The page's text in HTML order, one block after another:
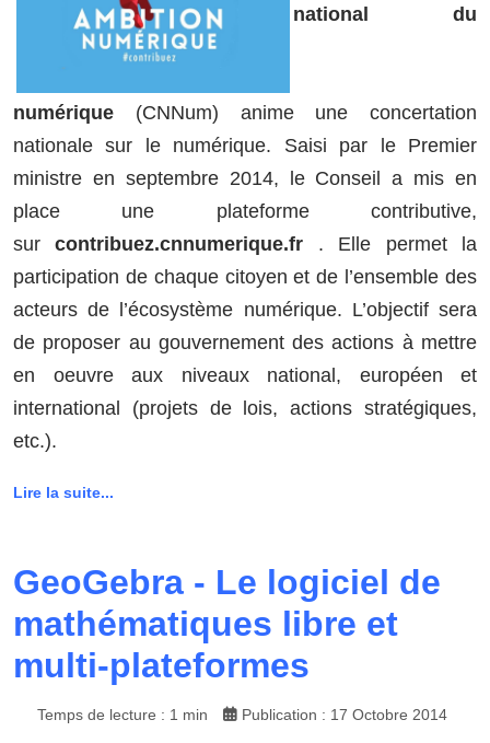
national du
numérique (CNNum) anime une concertation
nationale sur le numérique. Saisi par le Premier
ministre en septembre 2014, le Conseil a mis en
place une plateforme contributive,
surcontribuez.cnnumerique.fr . Elle permet la
participation de chaque citoyen et de l’ensemble des
acteurs de l’écosystème numérique. L’objectif sera
de proposer au gouvernement des actions à mettre
en oeuvre aux niveaux national, européen et
international (projets de lois, actions stratégiques,
etc.).
Lire la suite...
GeoGebra - Le logiciel de
mathématiques libre et
multi-plateformes
Temps de lecture : 1 min Publication : 17 Octobre 2014